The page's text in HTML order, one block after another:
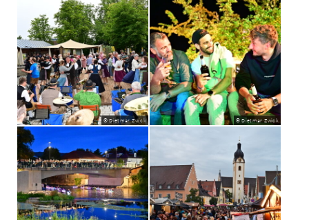
© Dietmar Zwick © Dietmar Zwick